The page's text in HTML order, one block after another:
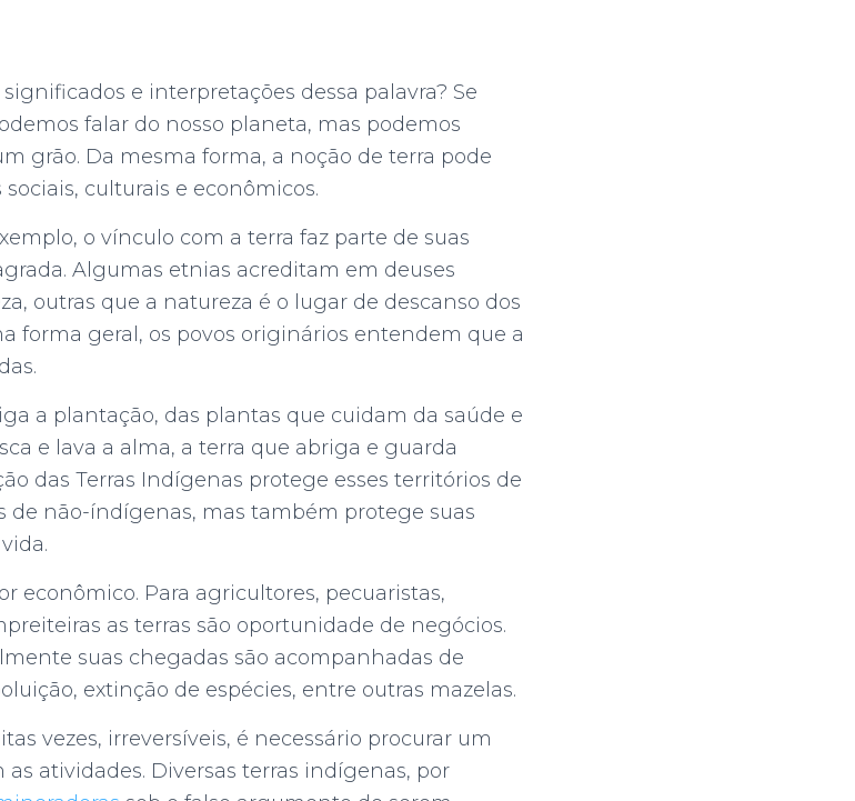
e interpretações dessa palavra? Se
falar do nosso planeta, mas podemos
grão. Da mesma forma, a noção de terra pode
culturais e econômicos.
o vínculo com a terra faz parte de suas
Algumas etnias acreditam em deuses
outras que a natureza é o lugar de descanso dos
forma geral, os povos originários entendem que a
a plantação, das plantas que cuidam da saúde e
e lava a alma, a terra que abriga e guarda
das Terras Indígenas protege esses territórios de
de não-índígenas, mas também protege suas
econômico. Para agricultores, pecuaristas,
as terras são oportunidade de negócios.
suas chegadas são acompanhadas de
extinção de espécies, entre outras mazelas.
vezes, irreversíveis, é necessário procurar um
as atividades. Diversas terras indígenas, por